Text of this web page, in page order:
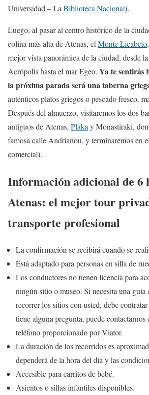
Universidad – La Biblioteca Nacional).
Luego, al pasar al centro histórico de la
colina más alta de Atenas, el Monte Licabeto
mejor vista panorámica de la ciudad, desde
Acrópolis hasta el mar Egeo. Ya te sentirás
la próxima parada será una taberna
auténticos platos griegos o pescado fresco,
Después del almuerzo, visitaremos los dos
antiguos de Atenas, Plaka y Monastiraki,
famosa calle Andrianou, y terminaremos en
comercial).
Información adicional de 6
Atenas: el mejor tour
transporte profesional
La confirmación se recibirá cuando se
Está adaptado para personas en silla de
Los conductores no tienen licencia para
ningún sitio o museo. Si necesita una guía
recorrer los sitios con usted, debe
tiene alguna pregunta, puede contactarnos
teléfono proporcionado por Viator.
La duración de los recorridos es
dependerá de la hora del día y las
Accesible para carritos de bebé.
Asientos o sillas infantiles disponibles.